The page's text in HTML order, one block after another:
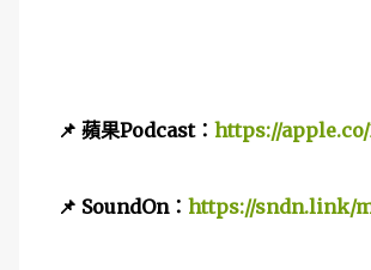
📌 蘋果Podcast： https://apple.co/
📌 SoundOn： https://sndn.link/